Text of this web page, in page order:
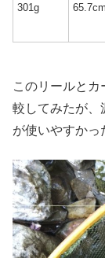
301g 65.7cm
このリールと
較してみたが、
が使いやすかっ